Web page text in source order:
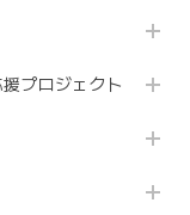
プロジェクト